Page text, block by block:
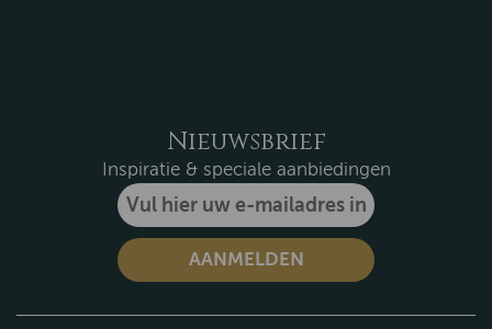
Nieuwsbrief
Inspiratie & speciale aanbiedingen